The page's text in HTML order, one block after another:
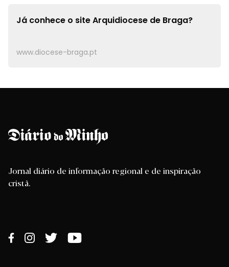
Já conhece o siteArquidiocese de Braga?
www.diocese-braga.pt
Jornal diário de informação regional e de inspiração
cristã.